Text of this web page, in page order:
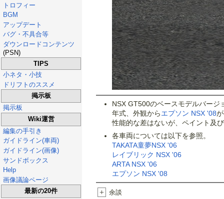
トロフィー
BGM
アップデート
バグ・不具合等
ダウンロードコンテンツ
(PSN)
TIPS
小ネタ・小技
ドリフトのススメ
掲示板
掲示板
Wiki運営
編集の手引き
ガイドライン(車両)
ガイドライン(画像)
サンドボックス
Help
画像議論ページ
最新の20件
NSX GT500のベースモデルバージ
年式、外観からエプソン NSX '08
性能的な差はないが、ペイント及
各車両については以下を参照。
TAKATA童夢NSX '06
レイブリック NSX '06
ARTA NSX '06
エプソン NSX '08
+ 余談